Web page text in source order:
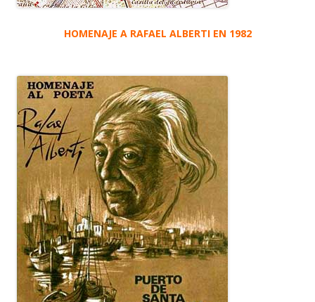
HOMENAJE A RAFAEL ALBERTI EN 1982